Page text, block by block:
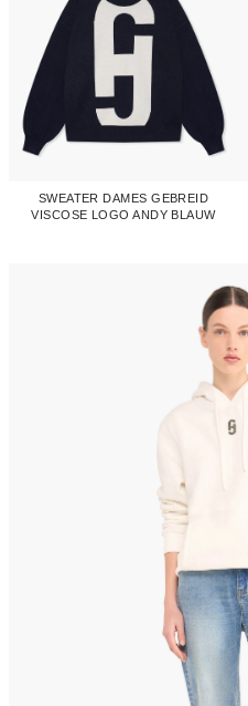
SWEATER DAMES GEBREID
VISCOSE LOGO ANDY BLAUW